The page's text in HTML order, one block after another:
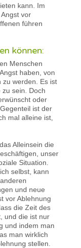
kann. Im
vor
führen
können:
Menschen
haben, von
zu werden. Es ist
sein. Doch
oder
ist der
mal alleine ist,
Alleinsein die
unser
Situation.
selbst, kann
und neue
vor Ablehnung
die Zeit des
und die ist nur
und indem man
man wirklich
stellen.